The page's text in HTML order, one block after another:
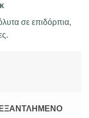
σε επιδόρπια,
ΕΞΑΝΤΛΗΜΈΝΟ